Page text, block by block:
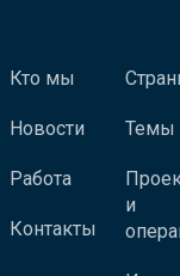
Кто мы
Новости
Работа
Контакты
Темы
и